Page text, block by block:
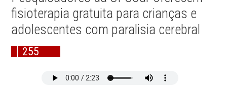
fisioterapia gratuita para crianças e
adolescentes com paralisia cerebral
255